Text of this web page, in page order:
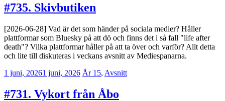
#735. Skivbutiken
[2026-06-28] Vad är det som händer på sociala medier? Håller
plattformar som Bluesky på att dö och finns det i så fall "life after
death"? Vilka plattformar håller på att ta över och varför? Allt detta
och lite till diskuteras i veckans avsnitt av Mediespanarna.
1 juni, 20261 juni, 2026 Jesper
År 15, Avsnitt
#731. Vykort från Åbo